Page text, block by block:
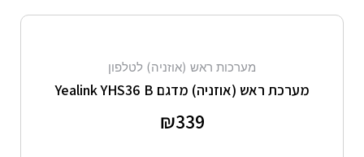
מערכות ראש (אוזניה) לטלפון
מערכת ראש (אוזניה) מדגם Yealink YHS36 B
₪339